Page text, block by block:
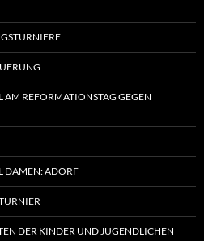
AM REFORMATIONSTAG GEGEN
DAMEN: ADORF
DER KINDER UND JUGENDLICHEN